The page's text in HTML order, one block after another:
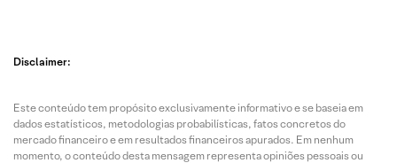
Disclaimer:
Este conteúdo tem propósito exclusivamente informativo e se baseia em
dados estatísticos, metodologias probabilísticas, fatos concretos do
mercado financeiro e em resultados financeiros apurados. Em nenhum
momento, o conteúdo desta mensagem representa opiniões pessoais ou